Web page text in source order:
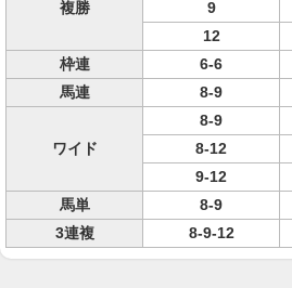
複勝
9
12
枠連
6-6
馬連
8-9
ワイド
8-9
8-12
9-12
馬単
8-9
3連複
8-9-12